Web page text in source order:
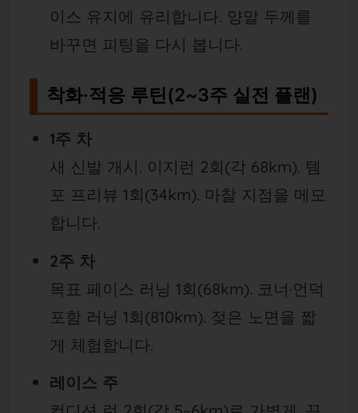
이스 유지에 유리합니다. 양말 두께를
바꾸면 피팅을 다시 봅니다.
착화·적응 루틴(2~3주 실전 플랜)
1주 차
새 신발 개시. 이지런 2회(각 68km). 템
포 프리뷰 1회(34km). 마찰 지점을 메모
합니다.
2주 차
목표 페이스 러닝 1회(68km). 코너·언덕
포함 러닝 1회(810km). 젖은 노면을 짧
게 체험합니다.
레이스 주